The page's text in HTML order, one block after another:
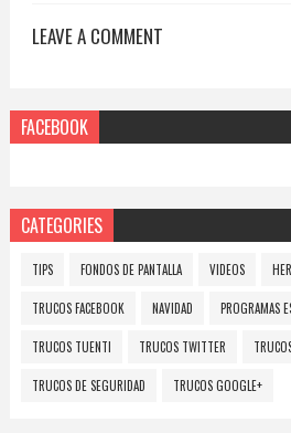
LEAVE A COMMENT
FACEBOOK
CATEGORIES
TIPS FONDOS DE PANTALLA VIDEOS
TRUCOS FACEBOOK NAVIDAD PROGRAMAS
TRUCOS TUENTI TRUCOS TWITTER
TRUCOS DE SEGURIDAD TRUCOS GOOGLE+